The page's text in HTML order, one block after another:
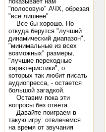
"полосовую" АЧХ, обрезая
"все лишнее".
Все бы хорошо. Но
откуда берутся "лучший
динамический диапазон",
"минимальные из всех
возможных" размеры,
"лучшие переходные
характеристики", о
которых так любит писать
аудиопресса, - остается
большой загадкой.
Оставим пока эти
вопросы без ответа.
Давайте поиграем в
такую игру: отвлечемся
на время от звучания